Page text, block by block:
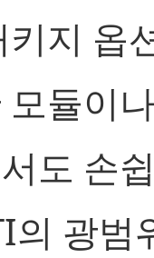
지 옵
듈이
도 손
의 광범